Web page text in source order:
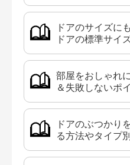
ドアのサイズに
ドアの標準サイ
部屋をおしゃれ
＆失敗しないポ
ドアのぶつか
る方法やタイプ